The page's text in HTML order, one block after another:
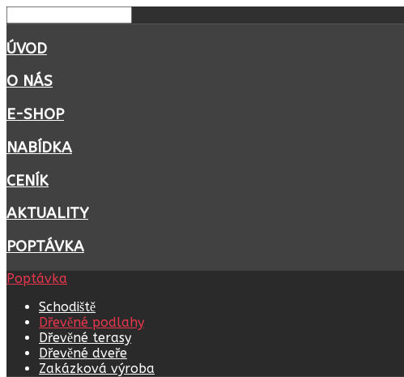
ÚVOD
O NÁS
E-SHOP
NABÍDKA
CENÍK
AKTUALITY
POPTÁVKA
Poptávka
Schodiště
Dřevěné podlahy
Dřevěné terasy
Dřevěné dveře
Zakázková výroba